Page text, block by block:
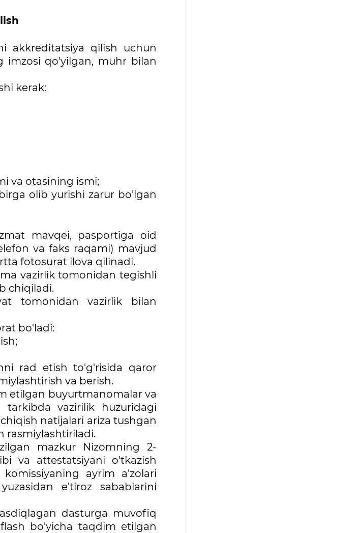
akkreditatsiya qilish uchun
imzosi qo'yilgan, muhr bilan
kerak:
va otasining ismi;
olib yurishi zarur bo'lgan
mavqei, pasportiga oid
va faks raqami) mavjud
fotosurat ilova qilinadi.
vazirlik tomonidan tegishli
chiqiladi.
tomonidan vazirlik bilan
bo'ladi:
rad etish to'g'risida qaror
va berish.
etilgan buyurtmanomalar va
vazirilik huzuridagi
natijalari ariza tushgan
rasmiylashtiriladi.
mazkur Nizomning 2-
va attestatsiyani o'tkazish
ayrim a'zolari
e'tiroz sabablarini
dasturga muvofiq
bo'yicha taqdim etilgan